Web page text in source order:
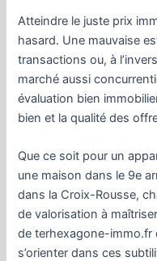
Atteindre le juste prix
hasard. Une mauvaise
transactions ou, à
marché aussi
évaluation bien
bien et la qualité des
Que ce soit pour un
une maison dans le 9e
dans la Croix-Rousse,
de valorisation à
de terhexagone-immo.fr
s’orienter dans ces